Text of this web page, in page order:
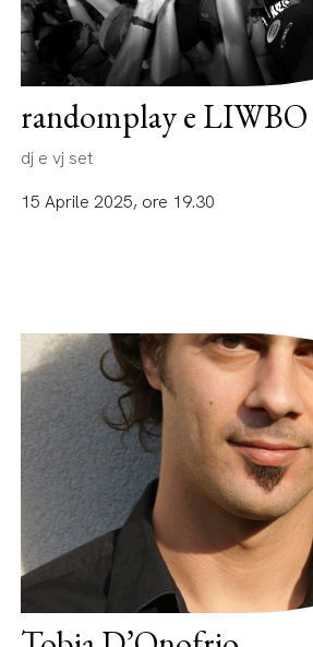
randomplay e LIWBO
dj e vj set
15 Aprile 2025, ore 19.30